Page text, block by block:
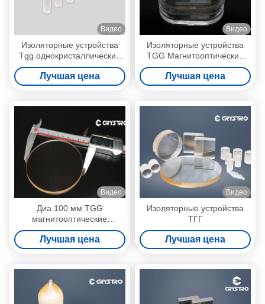
Видео
Изоляторные устройства
Tgg однокристаллический
диаметр 3 дюйма
Лучшая цена
Видео
Изоляторные устройства
TGG Магнитооптические
материалы на заказ
Лучшая цена
Видео
Диа 100 мм TGG
магнитооптические
кристаллы для изоляторных
устройств
Лучшая цена
Видео
Изоляторные устройства
ТГГ
Лучшая цена